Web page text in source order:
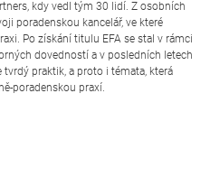
kdy vedl tým 30 lidí. Z osobních
poradenskou kancelář, ve které
Po získání titulu EFA se stal v rámci
dovedností a v posledních letech
praktik, a proto i témata, která
poradenskou praxí.